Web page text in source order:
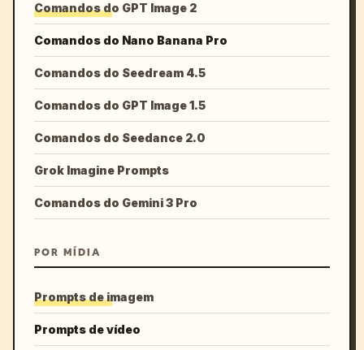
Comandos do GPT Image 2
Comandos do Nano Banana Pro
Comandos do Seedream 4.5
Comandos do GPT Image 1.5
Comandos do Seedance 2.0
Grok Imagine Prompts
Comandos do Gemini 3 Pro
POR MÍDIA
Prompts de imagem
Prompts de vídeo